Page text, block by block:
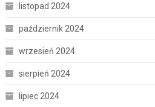
listopad 2024
październik 2024
wrzesień 2024
sierpień 2024
lipiec 2024